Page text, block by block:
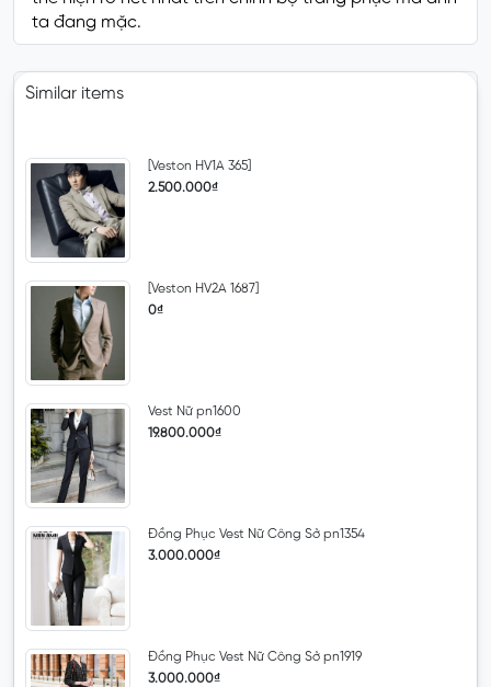
ta đang mặc.
Similar items
[Veston HV1A 365]
2.500.000₫
[Veston HV2A 1687]
0₫
Vest Nữ pn1600
19.800.000₫
Đồng Phục Vest Nữ Công Sở pn1354
3.000.000₫
Đồng Phục Vest Nữ Công Sở pn1919
3.000.000₫